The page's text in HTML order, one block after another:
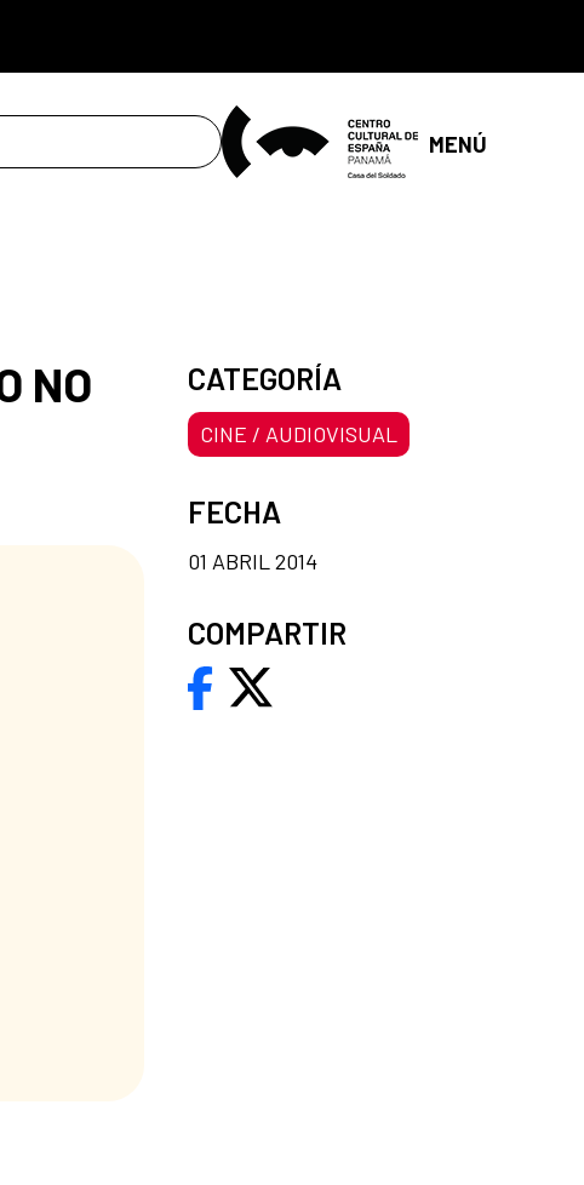
MENÚ
NO
CATEGORÍA
CINE / AUDIOVISUAL
FECHA
01 ABRIL 2014
COMPARTIR